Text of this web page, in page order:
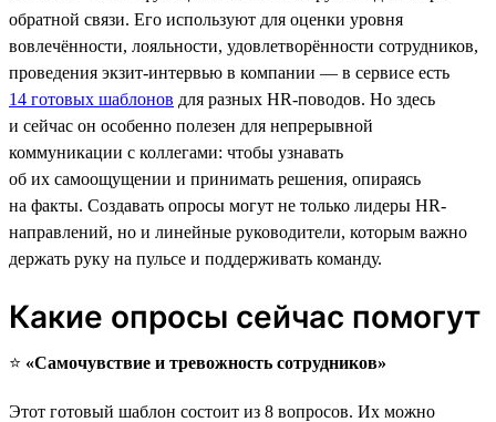
обратной связи. Его используют для оценки уровня
вовлечённости, лояльности, удовлетворённости сотрудников,
проведения экзит-интервью в компании — в сервисе есть
14 готовых шаблонов для разных HR-поводов. Но здесь
и сейчас он особенно полезен для непрерывной
коммуникации с коллегами: чтобы узнавать
об их самоощущении и принимать решения, опираясь
на факты. Создавать опросы могут не только лидеры HR-
направлений, но и линейные руководители, которым важно
держать руку на пульсе и поддерживать команду.
Какие опросы сейчас помогут
⭐️ «Самочувствие и тревожность сотрудников»
Этот готовый шаблон состоит из 8 вопросов. Их можно